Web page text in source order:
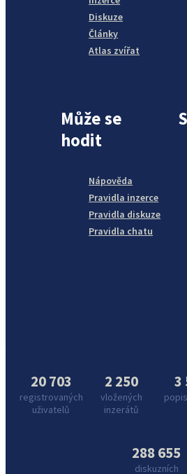
Diskuze
Články
Atlas zvířat
Může se
hodit
Nápověda
Pravidla inzerce
Pravidla diskuze
Pravidla chatu
20 703
registrovaných
uživatelů
2 250
vložených
inzerátů
3
288 655
diskuzních